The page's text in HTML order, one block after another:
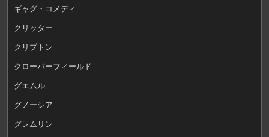
ギャグ・コメディ
クリッター
クリプトン
クローバーフィールド
グエムル
グノーシア
グレムリン